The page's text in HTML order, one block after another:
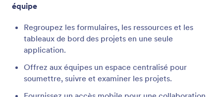
équipe
Regroupez les formulaires, les ressources et les
tableaux de bord des projets en une seule
application.
Offrez aux équipes un espace centralisé pour
soumettre, suivre et examiner les projets.